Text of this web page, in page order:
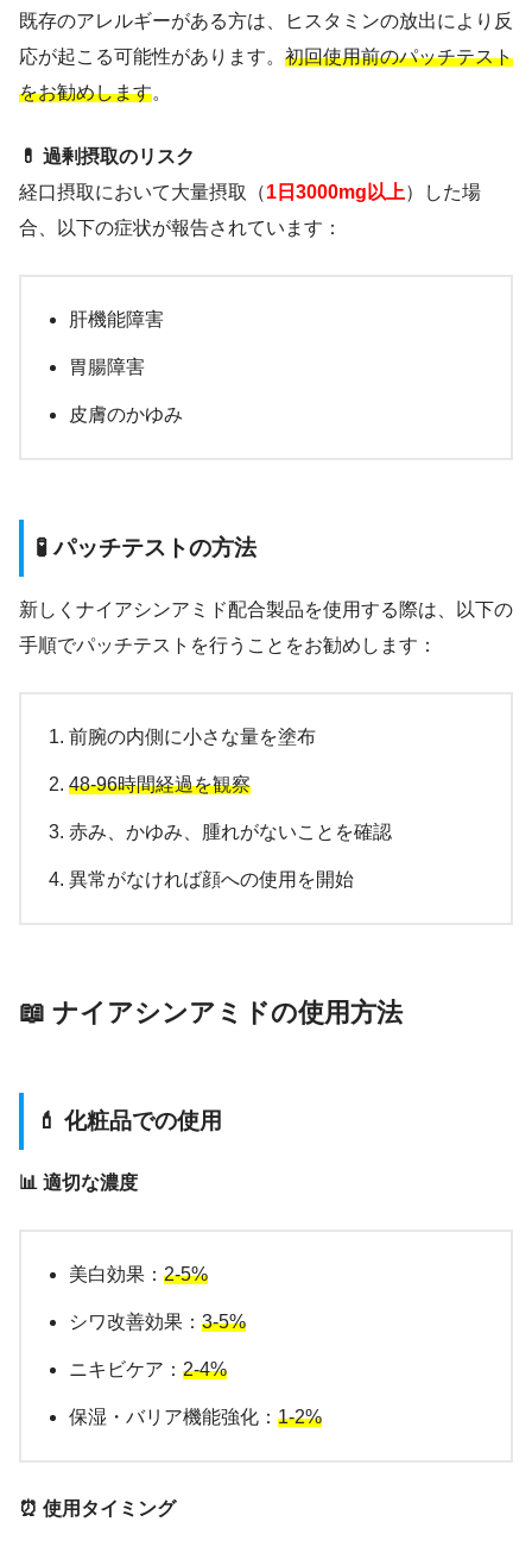
既存のアレルギーがある方は、ヒスタミンの放出により反
応が起こる可能性があります。 初回使用前のパッチテスト
をお勧めします。
💊 過剰摂取のリスク
経口摂取において大量摂取（1日3000mg以上）した場
合、以下の症状が報告されています：
肝機能障害
胃腸障害
皮膚のかゆみ
🧪 パッチテストの方法
新しくナイアシンアミド配合製品を使用する際は、以下の
手順でパッチテストを行うことをお勧めします：
前腕の内側に小さな量を塗布
48-96時間経過を観察
赤み、かゆみ、腫れがないことを確認
異常がなければ顔への使用を開始
📖 ナイアシンアミドの使用方法
💄 化粧品での使用
📊 適切な濃度
美白効果： 2-5%
シワ改善効果： 3-5%
ニキビケア： 2-4%
保湿・バリア機能強化： 1-2%
⏰ 使用タイミング